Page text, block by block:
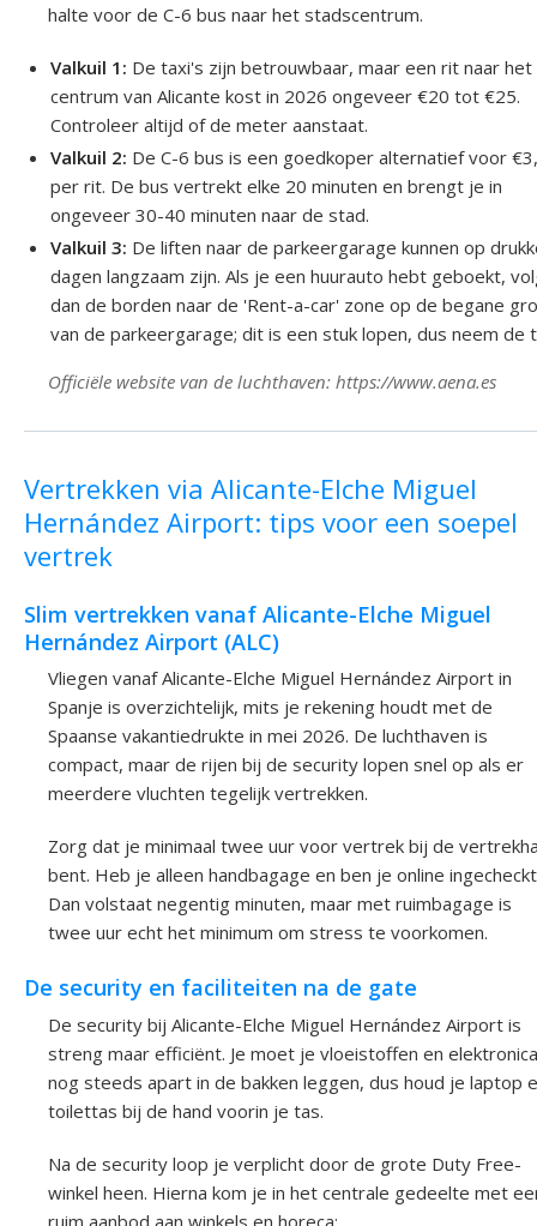
halte voor de C-6 bus naar het stadscentrum.
Valkuil 1: De taxi's zijn betrouwbaar, maar een rit naar het
centrum van Alicante kost in 2026 ongeveer €20 tot €25.
Controleer altijd of de meter aanstaat.
Valkuil 2: De C-6 bus is een goedkoper alternatief voor
per rit. De bus vertrekt elke 20 minuten en brengt je in
ongeveer 30-40 minuten naar de stad.
Valkuil 3: De liften naar de parkeergarage kunnen op
dagen langzaam zijn. Als je een huurauto hebt geboekt,
dan de borden naar de 'Rent-a-car' zone op de begane
van de parkeergarage; dit is een stuk lopen, dus neem de
Officiële website van de luchthaven: https://www.aena.es
Vertrekken via Alicante-Elche Miguel
Hernández Airport: tips voor een soepel
vertrek
Slim vertrekken vanaf Alicante-Elche Miguel
Hernández Airport (ALC)
Vliegen vanaf Alicante-Elche Miguel Hernández Airport in
Spanje is overzichtelijk, mits je rekening houdt met de
Spaanse vakantiedrukte in mei 2026. De luchthaven is
compact, maar de rijen bij de security lopen snel op als er
meerdere vluchten tegelijk vertrekken.
Zorg dat je minimaal twee uur voor vertrek bij de
bent. Heb je alleen handbagage en ben je online
Dan volstaat negentig minuten, maar met ruimbagage is
twee uur echt het minimum om stress te voorkomen.
De security en faciliteiten na de gate
De security bij Alicante-Elche Miguel Hernández Airport is
streng maar efficiënt. Je moet je vloeistoffen en elektronica
nog steeds apart in de bakken leggen, dus houd je laptop
toilettas bij de hand voorin je tas.
Na de security loop je verplicht door de grote Duty Free-
winkel heen. Hierna kom je in het centrale gedeelte met
ruim aanbod aan winkels en horeca: